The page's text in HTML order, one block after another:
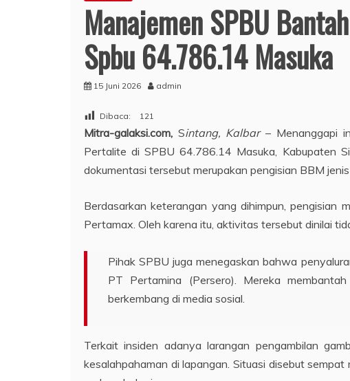
Manajemen SPBU
Spbu 64.786.14 Masuka
15 Juni 2026 admin
Dibaca: 121
Mitra-galaksi.com, Sintang, Kalbar– Menanggapi
Pertalite di SPBU 64.786.14 Masuka, Kabupaten
dokumentasi tersebut merupakan pengisian BBM
Berdasarkan keterangan yang dihimpun, pengisian
Pertamax. Oleh karena itu, aktivitas tersebut dinilai
Pihak SPBU juga menegaskan bahwa
PT Pertamina (Persero). Mereka
berkembang di media sosial.
Terkait insiden adanya larangan pengambilan
kesalahpahaman di lapangan. Situasi disebut